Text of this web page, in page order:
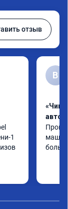
отзыв
1
В
«Чип